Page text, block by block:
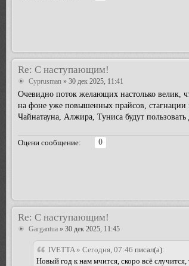
Re: С наступающим!
Cyprusman » 30 дек 2025, 11:41
Очевидно поток желающих настолько велик,
на фоне уже повышенных прайсов,
Чайнатауна, Алжира, Туниса будут
Оцени сообщение: 0
Re: С наступающим!
Gargantua » 30 дек 2025, 11:45
IVETTA » Сегодня, 07:46 писал(а):
Новый год к нам мчится, скоро всё случится,